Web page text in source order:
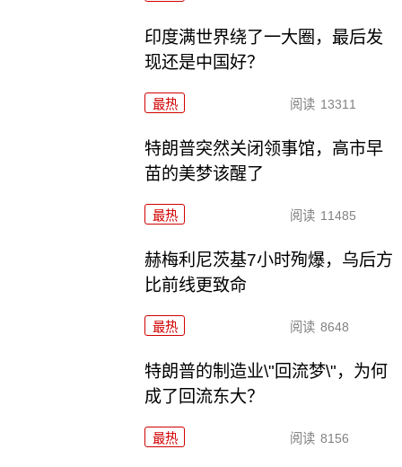
印度满世界绕了一大圈，最后发
现还是中国好？
最热 阅读 13311
特朗普突然关闭领事馆，高市早
苗的美梦该醒了
最热 阅读 11485
赫梅利尼茨基7小时殉爆，乌后方
比前线更致命
最热 阅读 8648
特朗普的制造业\"回流梦\"，为何
成了回流东大？
最热 阅读 8156